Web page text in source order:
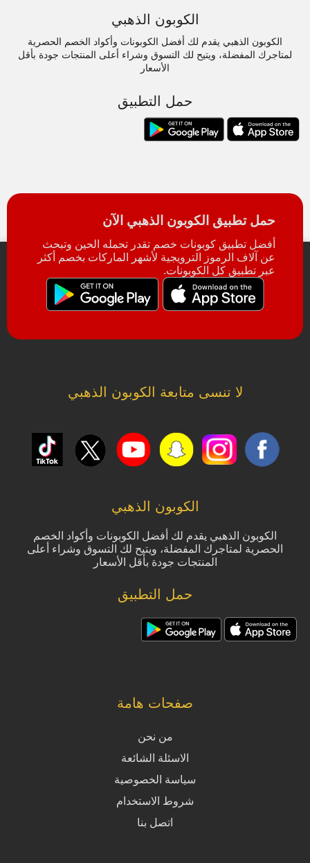
الكوبون الذهبي
الكوبون الذهبي يقدم لك أفضل الكوبونات وأكواد الخصم الحصرية
لمتاجرك المفضلة، ويتيح لك التسوق وشراء أعلى المنتجات جودة بأقل
الأسعار
حمل التطبيق
حمل تطبيق الكوبون الذهبي الآن
أفضل تطبيق كوبونات خصم تقدر تحمله الحين وتبحث
عن آلاف الرموز الترويجية لأشهر الماركات بخصم أكثر
عبر تطبيق كل الكوبونات.
لا تنسى متابعة الكوبون الذهبي
الكوبون الذهبي
الكوبون الذهبي يقدم لك أفضل الكوبونات وأكواد الخصم
الحصرية لمتاجرك المفضلة، ويتيح لك التسوق وشراء أعلى
المنتجات جودة بأقل الأسعار
حمل التطبيق
صفحات هامة
من نحن
الاسئلة الشائعة
سياسة الخصوصية
شروط الاستخدام
اتصل بنا